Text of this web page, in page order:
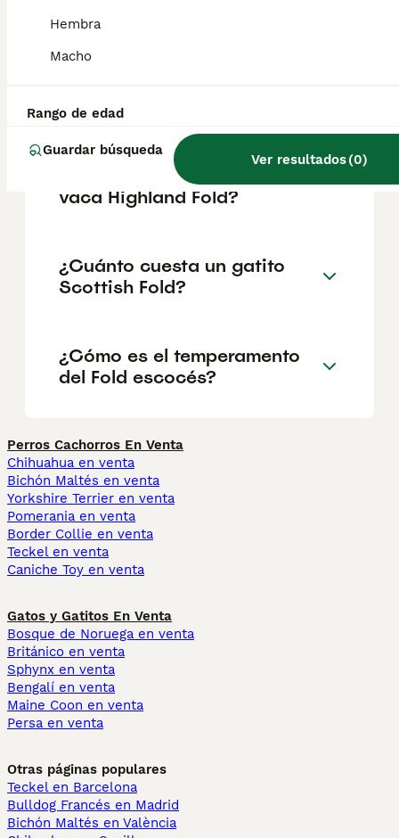
Hembra
Macho
Rango de edad
Guardar búsqueda
Ver resultados(0)
criadores responsables que garanticen la
Informarse bien y comparar opciones antes
¿Cuál es la diferencia entre
una vaca Scottish Fold y una
vaca Highland Fold?
¿Cuánto cuesta un gatito
Scottish Fold?
¿Cómo es el temperamento
del Fold escocés?
Perros Cachorros En Venta
Chihuahua en venta
Bichón Maltés en venta
Yorkshire Terrier en venta
Pomerania en venta
Border Collie en venta
Teckel en venta
Caniche Toy en venta
Gatos y Gatitos En Venta
Bosque de Noruega en venta
Británico en venta
Sphynx en venta
Bengalí en venta
Maine Coon en venta
Persa en venta
Otras páginas populares
Teckel en Barcelona
Bulldog Francés en Madrid
Bichón Maltés en València